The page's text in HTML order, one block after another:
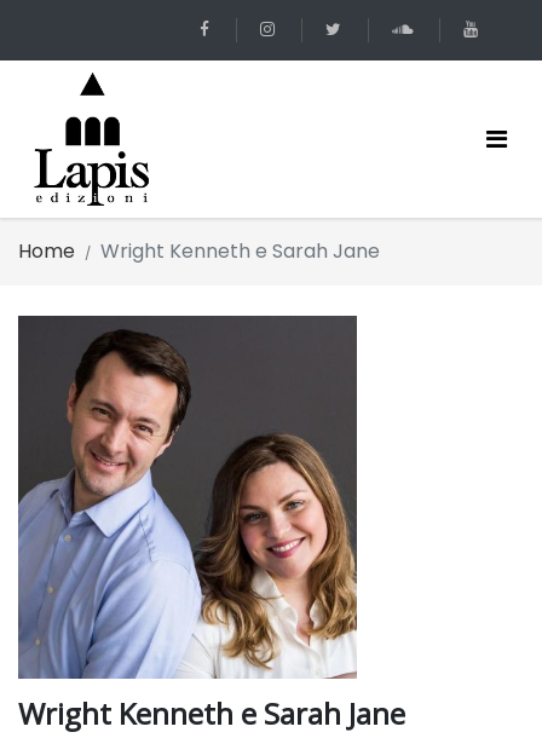
Home Wright Kenneth e Sarah Jane
Wright Kenneth e Sarah Jane